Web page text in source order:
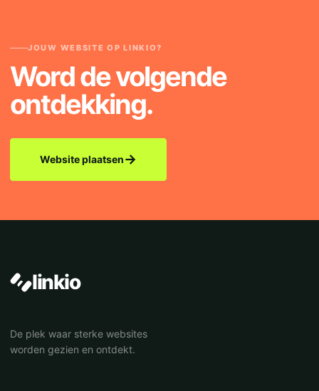
JOUW WEBSITE OP LINKIO?
Word de volgende
ontdekking.
Website plaatsen→
linkio
De plek waar sterke websites
worden gezien en ontdekt.